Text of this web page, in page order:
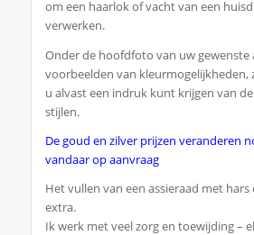
om een haarlok of vacht van een
verwerken.
Onder de hoofdfoto van uw gewenste
voorbeelden van kleurmogelijkheden,
u alvast een indruk kunt krijgen van
stijlen.
De goud en zilver prijzen veranderen
vandaar op aanvraag
Het vullen van een assieraad met hars
extra.
Ik werk met veel zorg en toewijding –